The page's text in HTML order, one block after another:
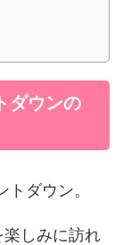
ダウンの
ダウン。
しみに訪れ